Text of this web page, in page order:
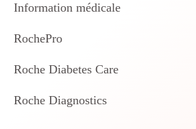
Information médicale
RochePro
Roche Diabetes Care
Roche Diagnostics